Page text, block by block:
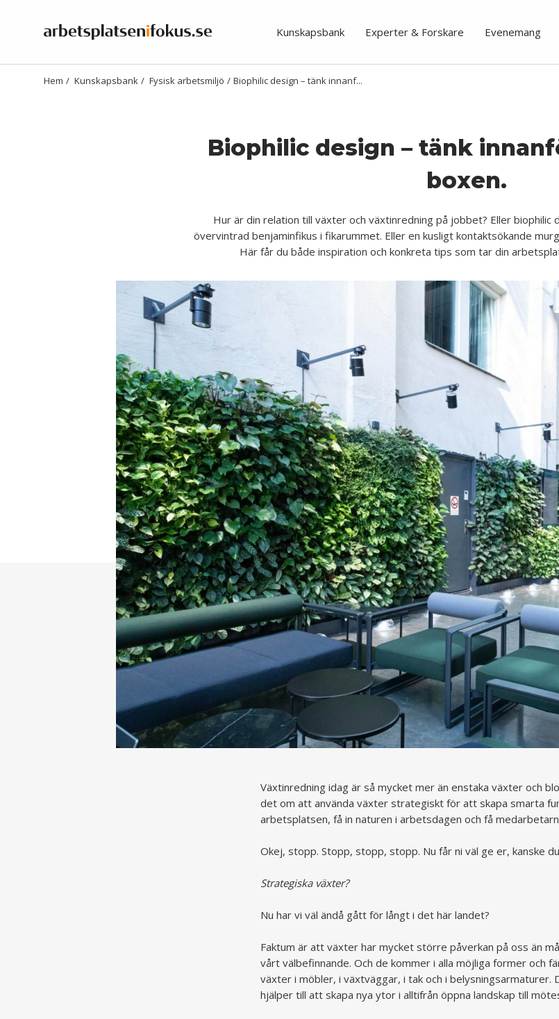
Kunskapsbank Experter & Forskare Evenemang
Hem / Kunskapsbank / Fysisk arbetsmiljö / Biophilic design – tänk innanf...
Biophilic design – tänk
boxen.
Hur är din relation till växter och växtinredning på jobbet? Eller biophilic
övervintrad benjaminfikus i fikarummet. Eller en kusligt kontaktsökande
Här får du både inspiration och konkreta tips som tar din
Växtinredning idag är så mycket mer än enstaka växter och
det om att använda växter strategiskt för att skapa smarta
arbetsplatsen, få in naturen i arbetsdagen och få
Okej, stopp. Stopp, stopp, stopp. Nu får ni väl ge er, kanske
Strategiska växter?
Nu har vi väl ändå gått för långt i det här landet?
Faktum är att växter har mycket större påverkan på oss än
vårt välbefinnande. Och de kommer i alla möjliga former och
växter i möbler, i växtväggar, i tak och i belysningsarmaturer.
hjälper till att skapa nya ytor i alltifrån öppna landskap till